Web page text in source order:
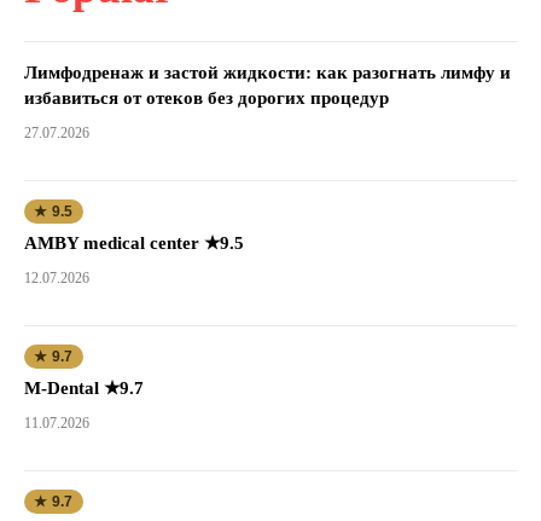
Лимфодренаж и застой жидкости: как разогнать лимфу и
избавиться от отеков без дорогих процедур
27.07.2026
★ 9.5
AMBY medical center ★9.5
12.07.2026
★ 9.7
M-Dental ★9.7
11.07.2026
★ 9.7